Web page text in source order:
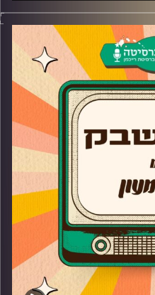
שלנו מגיעה לשיחה
עמוקה ומרגשת על הנשיקה הראשונה שלה בגיל 14 על הסט
לעצמה שהיא מסוגלת
לככב בסדרה בינאלומית
שינתה אותה?